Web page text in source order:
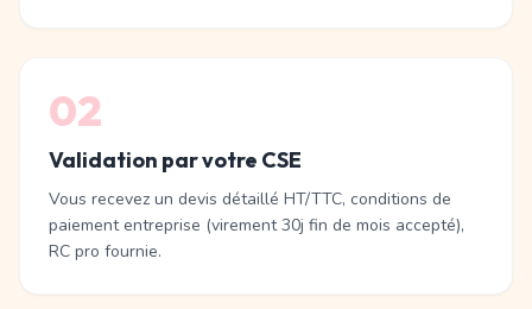
02
Validation par votre CSE
Vous recevez un devis détaillé HT/TTC, conditions de
paiement entreprise (virement 30j fin de mois accepté),
RC pro fournie.